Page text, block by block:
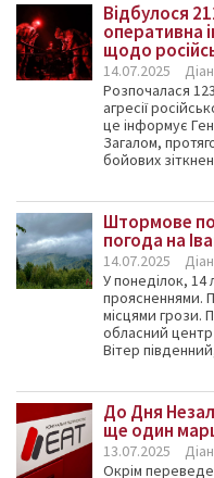
Відбулося
оперативна
щодо
14.07.2025
Розпочалася
агресії
це інформує
Загалом,
бойових
Штормове
погода на
14.07.2025
У понеділок, 14
проясненнями.
місцями грози.
обласний центр
Вітер
До Дня
ще один
13.07.2025
Окрім